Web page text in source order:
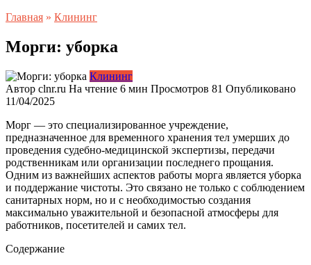
Главная » Клининг
Морги: уборка
Клининг
Автор clnr.ru На чтение 6 мин Просмотров 81 Опубликовано
11/04/2025
Морг — это специализированное учреждение,
предназначенное для временного хранения тел умерших до
проведения судебно-медицинской экспертизы, передачи
родственникам или организации последнего прощания.
Одним из важнейших аспектов работы морга является уборка
и поддержание чистоты. Это связано не только с соблюдением
санитарных норм, но и с необходимостью создания
максимально уважительной и безопасной атмосферы для
работников, посетителей и самих тел.
Содержание